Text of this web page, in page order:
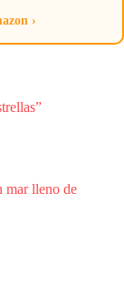
›
mar lleno de